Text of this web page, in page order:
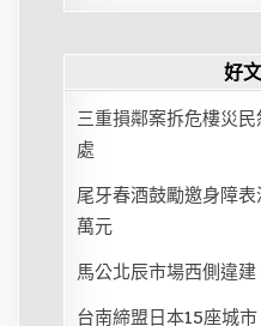
好
三重損鄰案拆危樓災
處
尾牙春酒鼓勵邀身障
萬元
馬公北辰市場西側違
台南締盟日本15座城